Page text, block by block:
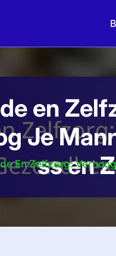
en
Je
ss en
En Zelfzorg: